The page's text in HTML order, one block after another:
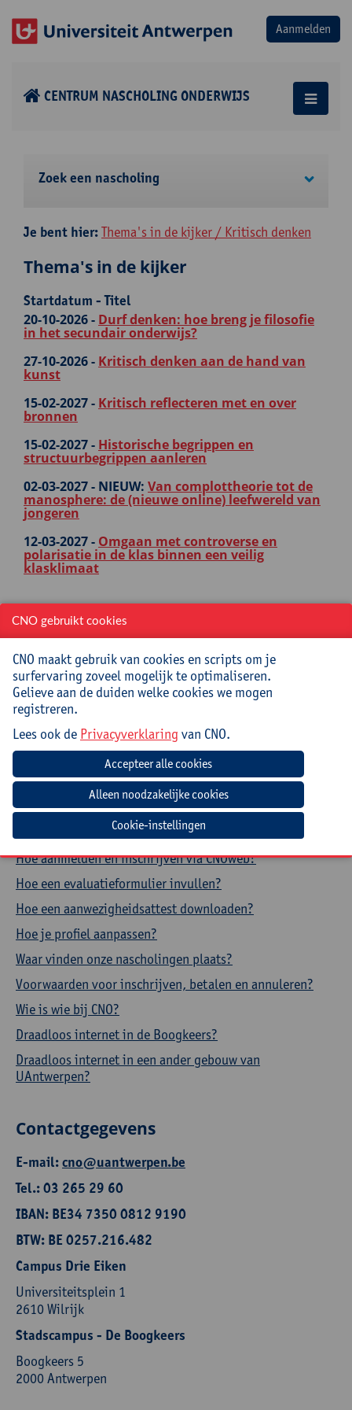
CENTRUM NASCHOLING ONDERWIJS
Zoek een nascholing
Je bent hier:Thema's in de kijker / Kritisch denken
Thema's in de kijker
Startdatum - Titel
20-10-2026 - Durf denken: hoe breng je filosofie
in het secundair onderwijs?
27-10-2026 - Kritisch denken aan de hand van
kunst
15-02-2027 - Kritisch reflecteren met en over
bronnen
15-02-2027 - Historische begrippen en
structuurbegrippen aanleren
02-03-2027 - NIEUW: Van complottheorie tot de
manosphere: de (nieuwe online) leefwereld van
jongeren
12-03-2027 - Omgaan met controverse en
polarisatie in de klas binnen een veilig
klasklimaat
Ga naar...
Startpagina
Over CNO
Contacteer CNO
Veelgestelde vragen
Hoe aanmelden en inschrijven via CNOweb?
Hoe een evaluatieformulier invullen?
Hoe een aanwezigheidsattest downloaden?
Hoe je profiel aanpassen?
Waar vinden onze nascholingen plaats?
Voorwaarden voor inschrijven, betalen en annuleren?
Wie is wie bij CNO?
Draadloos internet in de Boogkeers?
Draadloos internet in een ander gebouw van
UAntwerpen?
Contactgegevens
E-mail:cno@uantwerpen.be
Tel.: 03 265 29 60
IBAN: BE34 7350 0812 9190
BTW: BE 0257.216.482
Campus Drie Eiken
Universiteitsplein 1
2610 Wilrijk
Stadscampus - De Boogkeers
Boogkeers 5
2000 Antwerpen
CNO gebruikt cookies
CNO maakt gebruik van cookies en scripts om je
surfervaring zoveel mogelijk te optimaliseren.
Gelieve aan de duiden welke cookies we mogen
registreren.
Lees ook de Privacyverklaring van CNO.
Cookie-instellingen